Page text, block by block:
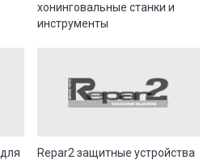
хонинговальные станки и
инструменты
Repar2 защитные устройства